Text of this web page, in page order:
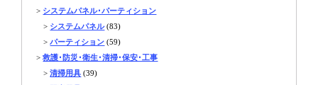
> システムパネル･パーティション
> システムパネル(83)
>パーティション (59)
>救護･防災･衛生･清掃･保安･工事
>清掃用具 (39)